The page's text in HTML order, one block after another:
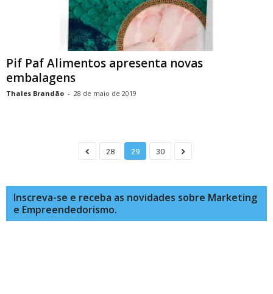
Pif Paf Alimentos apresenta novas
embalagens
Thales Brandão - 28 de maio de 2019
28 29 30
Inscreva-se e receba as novidades sobre Marketing
e Empreendedorismo.